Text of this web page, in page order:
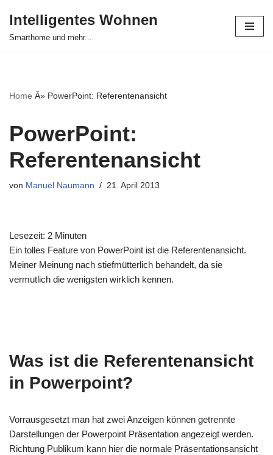
Zum
Intelligentes Wohnen
Smarthome und mehr...
Home Â» PowerPoint: Referentenansicht
PowerPoint:
Referentenansicht
von Manuel Naumann 21. April 2013
Lesezeit: 2 Minuten
Ein tolles Feature von PowerPoint ist die Referentenansicht.
Meiner Meinung nach stiefmütterlich behandelt, da sie
vermutlich die wenigsten wirklich kennen.
Was ist die Referentenansicht
in Powerpoint?
Vorrausgesetzt man hat zwei Anzeigen können getrennte
Darstellungen der Powerpoint Präsentation angezeigt werden.
Richtung Publikum kann hier die normale Präsentationsansicht